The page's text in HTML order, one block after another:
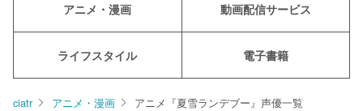
アニメ・漫画 動画配信サービス
ライフスタイル 電子書籍
ciatr アニメ・漫画 アニメ『夏雪ランデブー』声優一覧